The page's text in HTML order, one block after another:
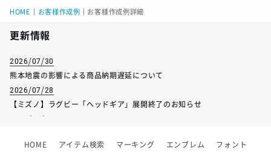
HOME お客様作成例 お客様作成例詳細
更新情報
2026/07/30
熊本地震の影響による商品納期遅延について
2026/07/28
【ミズノ】ラグビー「ヘッドギア」展開終了のお知らせ
2026/07/01
2026/06/09
HOME アイテム検索 マーキング エンブレム フォント